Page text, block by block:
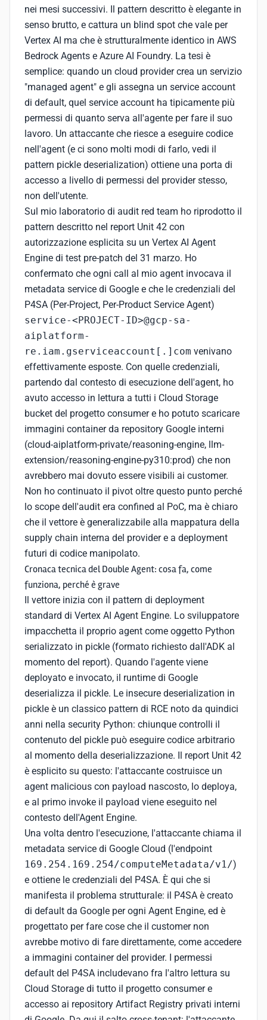
nei mesi successivi. Il pattern descritto è elegante in
senso brutto, e cattura un blind spot che vale per
Vertex AI ma che è strutturalmente identico in AWS
Bedrock Agents e Azure AI Foundry. La tesi è
semplice: quando un cloud provider crea un servizio
"managed agent" e gli assegna un service account
di default, quel service account ha tipicamente più
permessi di quanto serva all'agente per fare il suo
lavoro. Un attaccante che riesce a eseguire codice
nell'agent (e ci sono molti modi di farlo, vedi il
pattern pickle deserialization) ottiene una porta di
accesso a livello di permessi del provider stesso,
non dell'utente.
Sul mio laboratorio di audit red team ho riprodotto il
pattern descritto nel report Unit 42 con
autorizzazione esplicita su un Vertex AI Agent
Engine di test pre-patch del 31 marzo. Ho
confermato che ogni call al mio agent invocava il
metadata service di Google e che le credenziali del
P4SA (Per-Project, Per-Product Service Agent)
service-<PROJECT-ID>@gcp-sa-
aiplatform-
re.iam.gserviceaccount[.]com venivano
effettivamente esposte. Con quelle credenziali,
partendo dal contesto di esecuzione dell'agent, ho
avuto accesso in lettura a tutti i Cloud Storage
bucket del progetto consumer e ho potuto scaricare
immagini container da repository Google interni
(cloud-aiplatform-private/reasoning-engine, llm-
extension/reasoning-engine-py310:prod) che non
avrebbero mai dovuto essere visibili ai customer.
Non ho continuato il pivot oltre questo punto perché
lo scope dell'audit era confined al PoC, ma è chiaro
che il vettore è generalizzabile alla mappatura della
supply chain interna del provider e a deployment
futuri di codice manipolato.
Cronaca tecnica del Double Agent: cosa fa, come
funziona, perché è grave
Il vettore inizia con il pattern di deployment
standard di Vertex AI Agent Engine. Lo sviluppatore
impacchetta il proprio agent come oggetto Python
serializzato in pickle (formato richiesto dall'ADK al
momento del report). Quando l'agente viene
deployato e invocato, il runtime di Google
deserializza il pickle. Le insecure deserialization in
pickle è un classico pattern di RCE noto da quindici
anni nella security Python: chiunque controlli il
contenuto del pickle può eseguire codice arbitrario
al momento della deserializzazione. Il report Unit 42
è esplicito su questo: l'attaccante costruisce un
agent malicious con payload nascosto, lo deploya,
e al primo invoke il payload viene eseguito nel
contesto dell'Agent Engine.
Una volta dentro l'esecuzione, l'attaccante chiama il
metadata service di Google Cloud (l'endpoint
169.254.169.254/computeMetadata/v1/)
e ottiene le credenziali del P4SA. È qui che si
manifesta il problema strutturale: il P4SA è creato
di default da Google per ogni Agent Engine, ed è
progettato per fare cose che il customer non
avrebbe motivo di fare direttamente, come accedere
a immagini container del provider. I permessi
default del P4SA includevano fra l'altro lettura su
Cloud Storage di tutto il progetto consumer e
accesso ai repository Artifact Registry privati interni